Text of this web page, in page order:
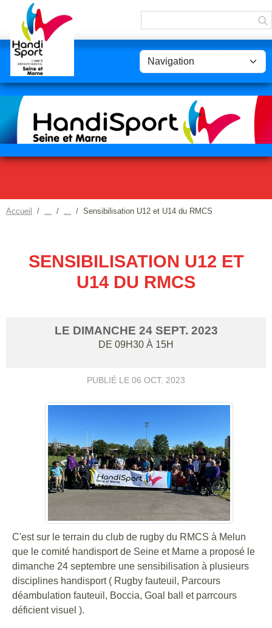
Accueil Sensibilisation U12 et U14 du RMCS
SENSIBILISATION U12 ET
U14 DU RMCS
LE DIMANCHE 24 SEPT. 2023
DE 09H30 À 15H
PUBLIÉ LE 06 OCT. 2023
C'est sur le terrain du club de rugby du RMCS à Melun
que le comité handisport de Seine et Marne a proposé le
dimanche 24 septembre une sensibilisation à plusieurs
disciplines handisport ( Rugby fauteuil, Parcours
déambulation fauteuil, Boccia, Goal ball et parrcours
déficient visuel ).
Panneau de gestion des cookies